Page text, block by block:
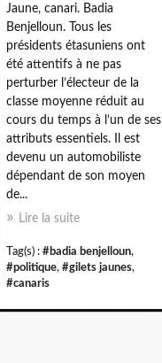
Jaune, canari. Badia
Benjelloun. Tous les
présidents étasuniens ont
été attentifs à ne pas
perturber l’électeur de la
classe moyenne réduit au
cours du temps à l’un de ses
attributs essentiels. Il est
devenu un automobiliste
dépendant de son moyen
de...
Lire la suite
Tag(s) : #badia benjelloun,
#politique, #gilets jaunes,
#canaris